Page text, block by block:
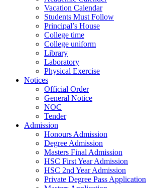
Vacation Calendar
Students Must Follow
Principal’s House
College time
College uniform
Library
Laboratory
Physical Exercise
Notices
Official Order
General Notice
NOC
Tender
Admission
Honours Admission
Degree Admission
Masters Final Admission
HSC First Year Admission
HSC 2nd Year Admission
Private Degree Pass Application